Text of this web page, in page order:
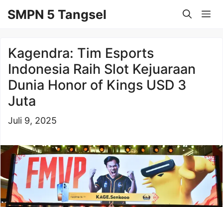
keSMPN 5 Tangsel
Kagendra: Tim Esports
Indonesia Raih Slot Kejuaraan
Dunia Honor of Kings USD 3
Juta
Juli 9, 2025